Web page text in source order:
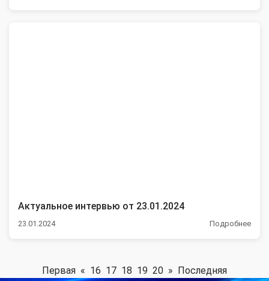
Актуальное интервью от 23.01.2024
23.01.2024 Подробнее
Первая « 16 17 18 19 20 » Последняя